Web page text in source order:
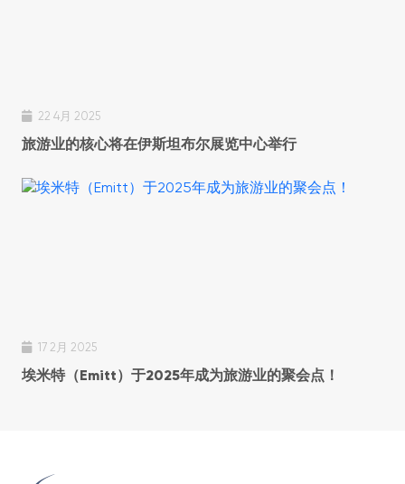
22 4月 2025
旅游业的核心将在伊斯坦布尔展览中心举行
17 2月 2025
埃米特（Emitt）于2025年成为旅游业的聚会点！